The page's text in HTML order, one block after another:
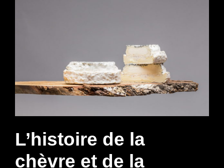
L’histoire de la
chèvre et de la